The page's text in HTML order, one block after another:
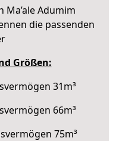
Ma’ale Adumim
die passenden
Größen:
31m³
66m³
75m³